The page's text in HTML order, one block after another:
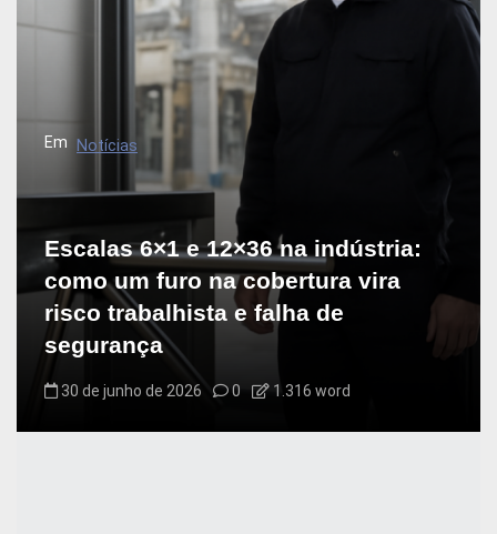
Em Notícias
Escalas 6×1 e 12×36 na indústria:
como um furo na cobertura vira
risco trabalhista e falha de
segurança
30 de junho de 2026 0 1.316 word